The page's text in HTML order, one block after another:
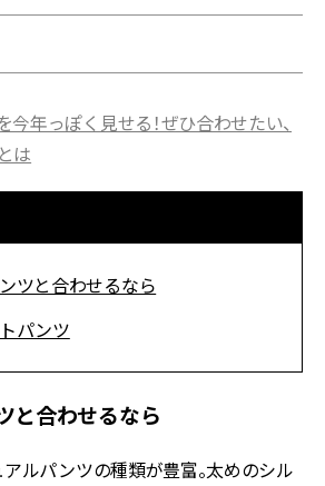
年っぽく見せる！ぜひ合わせたい、
は
ツと合わせるなら
パンツ
と合わせるなら
ルパンツの種類が豊富。太めのシル